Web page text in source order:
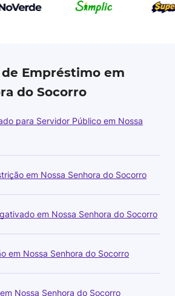
Empréstimo em
do Socorro
para Servidor Público em Nossa
em Nossa Senhora do Socorro
em Nossa Senhora do Socorro
em Nossa Senhora do Socorro
Nossa Senhora do Socorro